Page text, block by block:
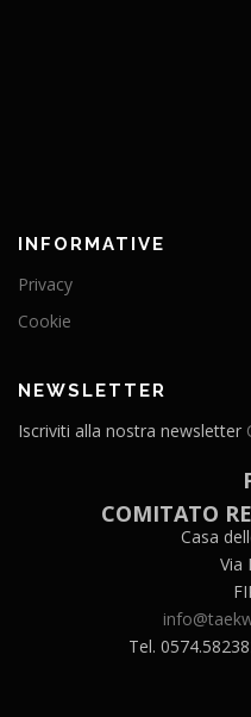
INFORMATIVE
Privacy
Cookie
NEWSLETTER
Iscriviti alla nostra newsletter
COMITATO
Casa
Via
Tel.